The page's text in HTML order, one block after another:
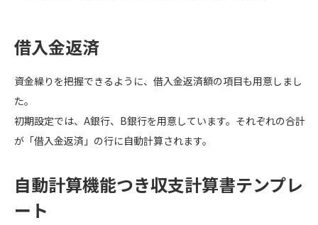
借入金返済
資金繰りを把握できるように、借入金返済額の項目も用意しまし
た。
初期設定では、A銀行、B銀行を用意しています。それぞれの合計
が「借入金返済」の行に自動計算されます。
自動計算機能つき収支計算書テンプレ
ート